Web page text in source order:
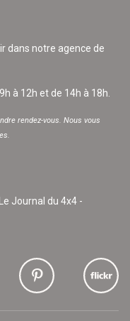
dans notre agence de
à 12h et de 14h à 18h.
rendez-vous. Nous vous
Journal du 4x4 -